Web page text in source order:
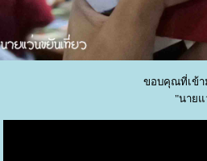
ขอบคุณที่เข้า
"นายแ